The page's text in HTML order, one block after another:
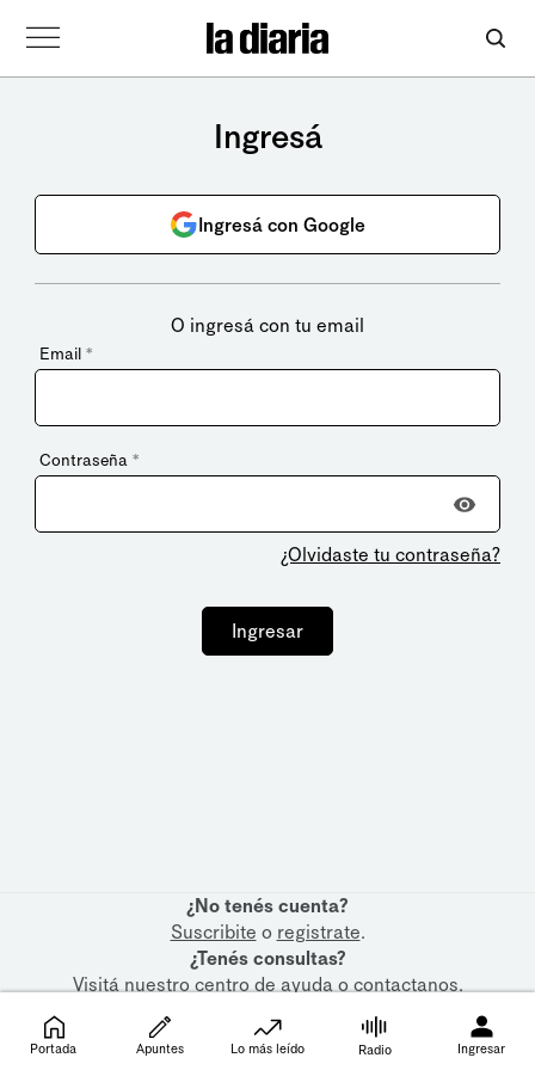
Ingresá
Ingresá con Google
O ingresá con tu email
Email *
Contraseña *
¿Olvidaste tu contraseña?
Ingresar
¿No tenés cuenta?
Suscribite o registrate.
¿Tenés consultas?
Visitá nuestrocentro de ayudaocontactanos.
Portada Apuntes Lo más leído Radio Ingresar